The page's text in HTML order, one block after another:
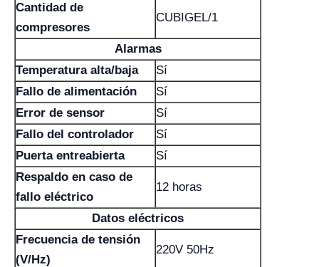
Cantidad de
compresores
CUBIGEL/1
Alarmas
Temperatura alta/baja
Sí
Fallo de alimentación
Sí
Error de sensor
Sí
Fallo del controlador
Sí
Puerta entreabierta
Sí
Respaldo en caso de
fallo eléctrico
12 horas
Datos eléctricos
Frecuencia de tensión
(V/Hz)
220V 50Hz